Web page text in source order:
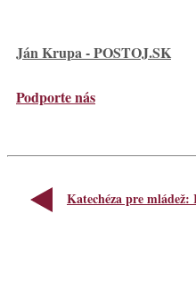
Ján Krupa - POSTOJ.SK
Podporte nás
Katechéza pre